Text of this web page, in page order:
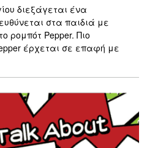
διεξάγεται ένα
στα παιδιά με
ρομπότ Pepper. Πιο
έρχεται σε επαφή με